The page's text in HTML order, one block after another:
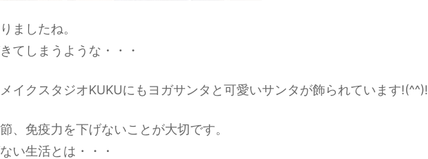
ましたね。
てしまうような・・・
イクスタジオKUKUにもヨガサンタと可愛いサンタが飾られています!(^^)!
、免疫力を下げないことが大切です。
い生活とは・・・